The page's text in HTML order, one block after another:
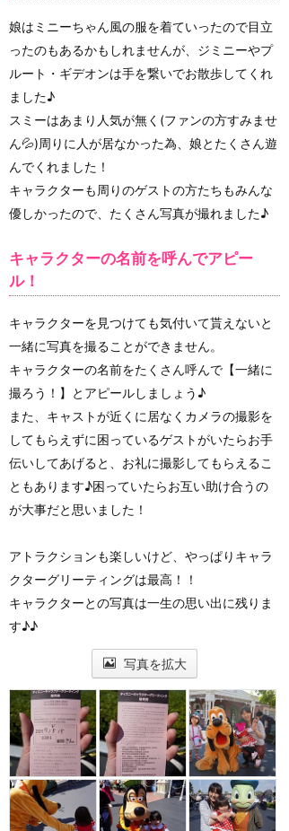
娘はミニーちゃん風の服を着ていったので目立
ったのもあるかもしれませんが、ジミニーやプ
ルート・ギデオンは手を繋いでお散歩してくれ
ました♪
スミーはあまり人気が無く(ファンの方すみませ
ん💦)周りに人が居なかった為、娘とたくさん遊
んでくれました！
キャラクターも周りのゲストの方たちもみんな
優しかったので、たくさん写真が撮れました♪
キャラクターの名前を呼んでアピー
ル！
キャラクターを見つけても気付いて貰えないと
一緒に写真を撮ることができません。
キャラクターの名前をたくさん呼んで【一緒に
撮ろう！】とアピールしましょう♪
また、キャストが近くに居なくカメラの撮影を
してもらえずに困っているゲストがいたらお手
伝いしてあげると、お礼に撮影してもらえるこ
ともあります♪困っていたらお互い助け合うの
が大事だと思いました！
アトラクションも楽しいけど、やっぱりキャラ
クターグリーティングは最高！！
キャラクターとの写真は一生の思い出に残りま
す♪♪
写真を拡大